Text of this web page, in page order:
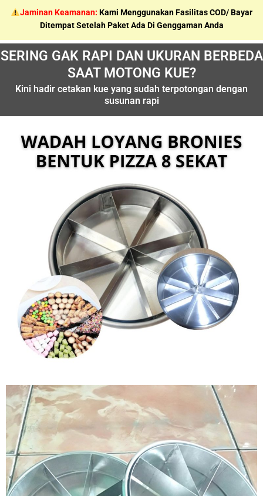
Jaminan Keamanan: Kami Menggunakan Fasilitas COD/ Bayar
Ditempat Setelah Paket Ada Di Genggaman Anda
SERING GAK RAPI DAN UKURAN BERBEDA
SAAT MOTONG KUE?
Kini hadir cetakan kue yang sudah terpotongan dengan
susunan rapi